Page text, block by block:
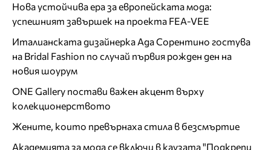
Нова устойчива ера за европейската мода:
успешният завършек на проекта FEA-VEE
Италианската дизайнерка Ада Сорентино гостува
на Bridal Fashion по случай първия рожден ден на
новия шоурум
ONE Gallery постави важен акцент върху
колекционерството
Жените, които превърнаха стила в безсмъртие
Академията за мода се включи в каузата "Подкрепи